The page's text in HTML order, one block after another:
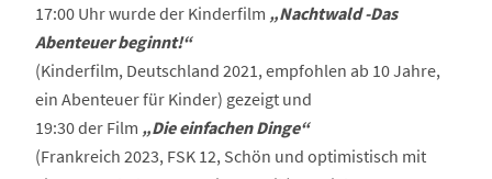
17:00 Uhr wurde der Kinderfilm „Nachtwald -Das
Abenteuer beginnt!“
(Kinderfilm, Deutschland 2021, empfohlen ab 10 Jahre,
ein Abenteuer für Kinder) gezeigt und
19:30 der Film „Die einfachen Dinge“
(Frankreich 2023, FSK 12, Schön und optimistisch mit